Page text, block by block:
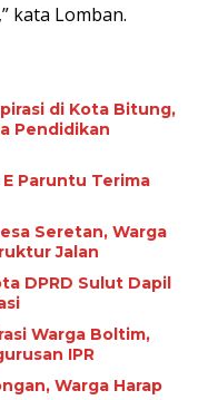
kata Lomban.
di Kota Bitung,
Paruntu Terima
Seretan, Warga
Jalan
DPRD Sulut Dapil
Warga Boltim,
IPR
Warga Harap